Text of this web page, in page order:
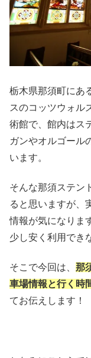
栃木県那須町にあ
スのコッツウォル
術館で、館内はス
ガンやオルゴール
います。
そんな那須ステン
ると思いますが、
情報が気になりま
少し安く利用でき
そこで今回は、 那
車場情報と行く時
てお伝えします！